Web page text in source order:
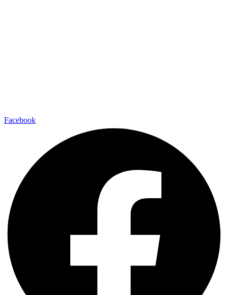
Facebook